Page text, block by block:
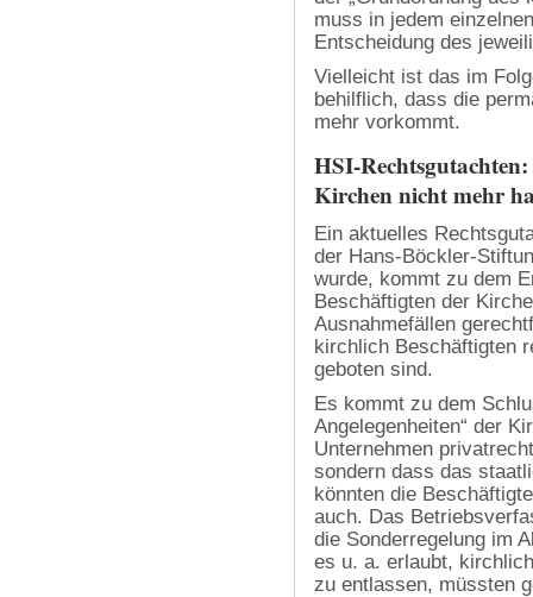
muss in jedem
Entscheidung des
Vielleicht ist das im
behilflich, dass die
mehr vorkommt.
HSI-
Kirchen nicht mehr
Ein aktuelles
der Hans-Böckler-
wurde, kommt zu dem
Beschäftigten der
Ausnahmefällen
kirchlich Beschäftigten
geboten sind.
Es kommt zu dem
Angelegenheiten“ der
Unternehmen
sondern dass das
könnten die
auch. Das
die Sonderregelung im
es u. a. erlaubt,
zu entlassen, müssten